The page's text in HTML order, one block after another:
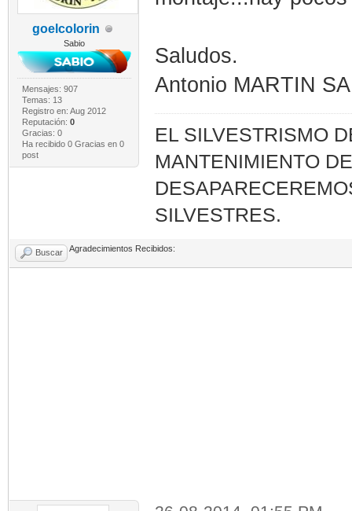
goelcolorin
Sabio
Mensajes: 907
Temas: 13
Registro en: Aug 2012
Reputación: 0
Gracias: 0
Ha recibido 0 Gracias en 0
post
Saludos.
Antonio MARTIN
EL SILVESTRISMO
MANTENIMIENTO
SILVESTRES.
Buscar Agradecimientos Recibidos: